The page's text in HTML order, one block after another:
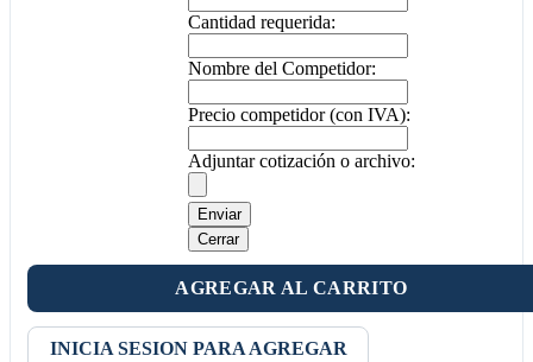
Cantidad requerida:
Nombre del Competidor:
Precio competidor (con IVA):
Adjuntar cotización o archivo:
Enviar
Cerrar
AGREGAR AL CARRITO
INICIA SESION PARA AGREGAR